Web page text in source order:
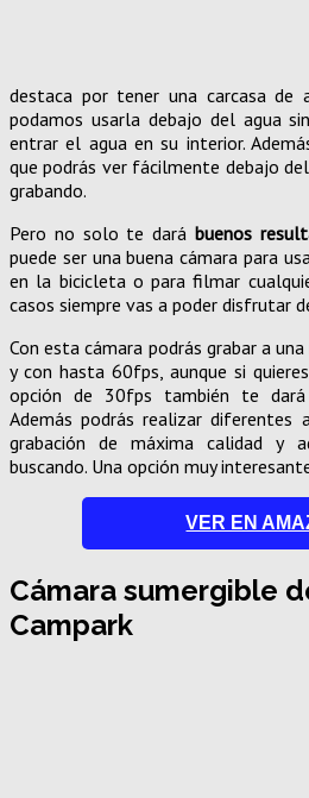
destaca por tener una carcasa de
podamos usarla debajo del agua
entrar el agua en su interior.
que podrás ver fácilmente debajo
grabando.
Pero no solo te darábuenos
puede ser una buena cámara para
en la bicicleta o para filmar
casos siempre vas a poder disfrutar
Con esta cámara podrás grabar a
y con hasta 60fps, aunque si
opción de 30fps también te dará
Además podrás realizar diferentes
grabación de máxima calidad y
buscando. Una opción muy
VER EN
Cámara sumergible
Campark